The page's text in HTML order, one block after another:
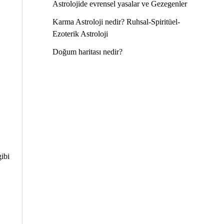
Astrolojide evrensel yasalar ve Gezegenler
Karma Astroloji nedir? Ruhsal-Spiritüel-
Ezoterik Astroloji
Doğum haritası nedir?